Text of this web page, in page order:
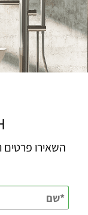
השאירו פרטים